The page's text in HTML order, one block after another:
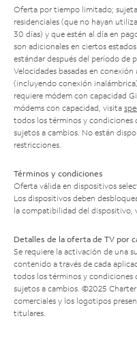
Oferta por tiempo limitado;
residenciales (que no hayan
30 días) y que estén al día en
son adicionales en ciertos
estándar después del período de
Velocidades basadas en conexión
(incluyendo conexión
requiere módem con capacidad
módems con capacidad, visita
todos los términos y condiciones
sujetos a cambios. No están
restricciones.
Términos y condiciones
Oferta válida en dispositivos
Los dispositivos deben
la compatibilidad del dispositivo,
Detalles de la oferta de TV por
Se requiere la activación de una
contenido a través de cada
todos los términos y condiciones
sujetos a cambios. ©2025
comerciales y los logotipos
titulares.